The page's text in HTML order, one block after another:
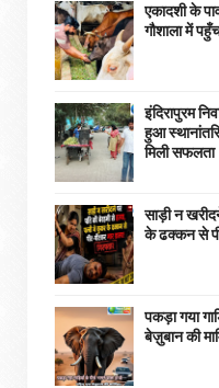
एकादशी के
गौशाला में
इंदिरापुरम
हुआ
मिली सफलता
साड़ी न
के ढक्कन से
पकड़ा गया
बेज़ुबान की